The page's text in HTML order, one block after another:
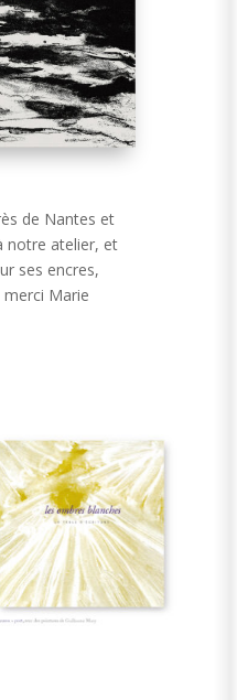
de Nantes et
notre atelier, et
ses encres,
Marie